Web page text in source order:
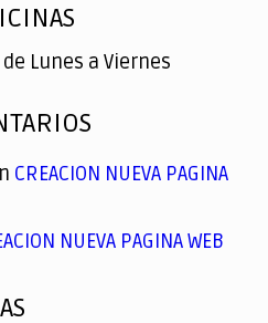
Lunes a Viernes
CREACION NUEVA PAGINA
NUEVA PAGINA WEB